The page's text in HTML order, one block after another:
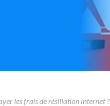
les frais de résiliation internet ?